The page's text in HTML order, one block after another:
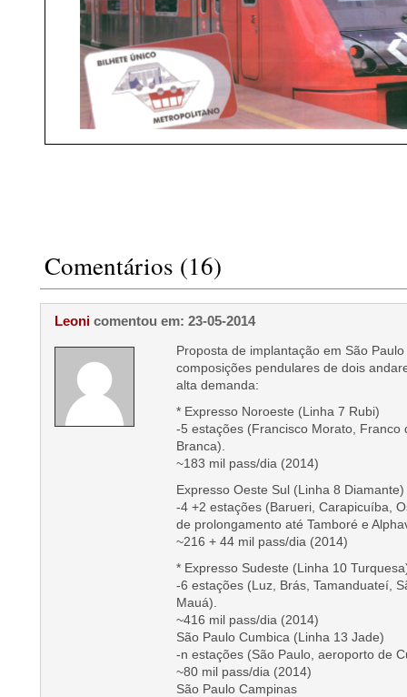
Comentários (16)
Leoni comentou em: 23-05-2014
Proposta de implantação em São
composições pendulares de dois
alta demanda:
* Expresso Noroeste (Linha 7 Rubi)
-5 estações (Francisco Morato, Franco
Branca).
~183 mil pass/dia (2014)
Expresso Oeste Sul (Linha 8 Diamante)
-4 +2 estações (Barueri, Carapicuíba,
de prolongamento até Tamboré e
~216 + 44 mil pass/dia (2014)
* Expresso Sudeste (Linha 10
-6 estações (Luz, Brás, Tamanduateí,
Mauá).
~416 mil pass/dia (2014)
São Paulo Cumbica (Linha 13 Jade)
-n estações (São Paulo, aeroporto de
~80 mil pass/dia (2014)
São Paulo Campinas